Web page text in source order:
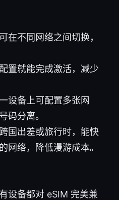
在不同网络之间切换，
置就能完成激活，减少
设备上可配置多张网
码分离。
国出差或旅行时，能快
网络，降低漫游成本。
设备都对 eSIM 完美兼